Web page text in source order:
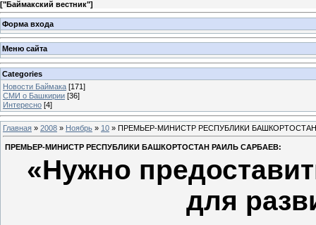
["Баймакский вестник"]
Форма входа
Меню сайта
Categories
Новости Баймака [171]
СМИ о Башкирии [36]
Интересно [4]
Главная » 2008 » Ноябрь » 10 » ПРЕМЬЕР-МИНИСТР РЕСПУБЛИКИ
ПРЕМЬЕР-МИНИСТР РЕСПУБЛИКИ БАШКОРТОСТАН РАИЛЬ САРБАЕВ:
«Нужно
для